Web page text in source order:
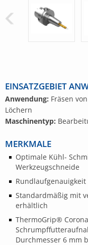
EINSATZGEBIET
Anwendung: Fräsen
Löchern
Maschinentyp:
MERKMALE
Optimale Kühl-
Werkzeugschneide
Rundlaufgenauigkeit
Standardmäßig mit
erhältlich
ThermoGrip®
Durchmesser 6 mm